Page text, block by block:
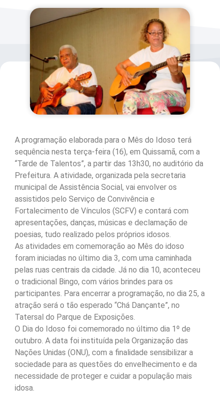
A programação elaborada para o Mês do Idoso terá
sequência nesta terça-feira (16), em Quissamã, com a
“Tarde de Talentos”, a partir das 13h30, no auditório da
Prefeitura. A atividade, organizada pela secretaria
municipal de Assistência Social, vai envolver os
assistidos pelo Serviço de Convivência e
Fortalecimento de Vínculos (SCFV) e contará com
apresentações, danças, músicas e declamação de
poesias, tudo realizado pelos próprios idosos.
As atividades em comemoração ao Mês do idoso
foram iniciadas no último dia 3, com uma caminhada
pelas ruas centrais da cidade. Já no dia 10, aconteceu
o tradicional Bingo, com vários brindes para os
participantes. Para encerrar a programação, no dia 25, a
atração será o tão esperado “Chá Dançante”, no
Tatersal do Parque de Exposições.
O Dia do Idoso foi comemorado no último dia 1º de
outubro. A data foi instituída pela Organização das
Nações Unidas (ONU), com a finalidade sensibilizar a
sociedade para as questões do envelhecimento e da
necessidade de proteger e cuidar a população mais
idosa.